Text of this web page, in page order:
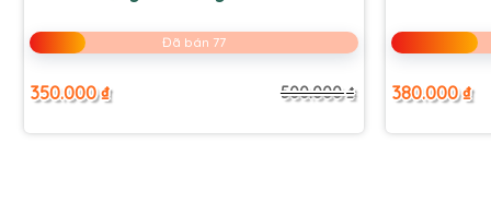
Đã bán 77
500.000₫Giá
là:
350.000₫ Giá
tại
380.000₫